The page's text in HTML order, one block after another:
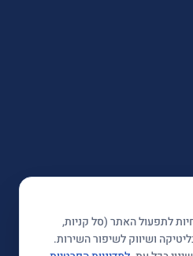
לתפעול האתר (סל קניות,
ושיווק לשיפור השירות.